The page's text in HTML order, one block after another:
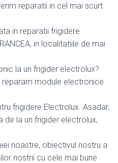
reparatii in cel mai scurt
in reparatii frigidere
in localitatiile de mai
la un frigider electrolux?
module electronice
frigidere Electrolux. Asadar,
de la un frigider electrolux,
noastre, obiectivul nostru a
nostrii cu cele mai bune